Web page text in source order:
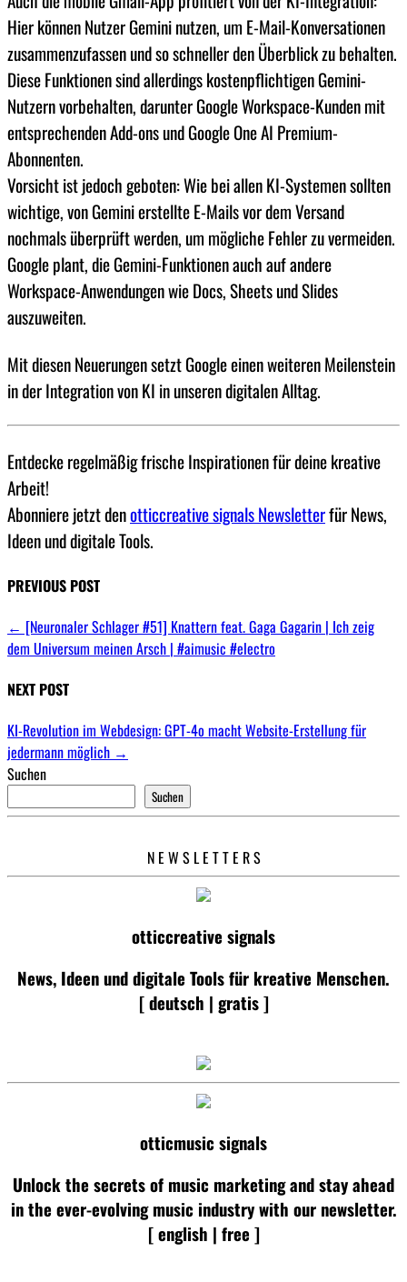
Hier können Nutzer Gemini nutzen, um E-Mail-Konversationen
zusammenzufassen und so schneller den Überblick zu behalten.
Diese Funktionen sind allerdings kostenpflichtigen Gemini-
Nutzern vorbehalten, darunter Google Workspace-Kunden mit
entsprechenden Add-ons und Google One AI Premium-
Abonnenten.
Vorsicht ist jedoch geboten: Wie bei allen KI-Systemen sollten
wichtige, von Gemini erstellte E-Mails vor dem Versand
nochmals überprüft werden, um mögliche Fehler zu vermeiden.
Google plant, die Gemini-Funktionen auch auf andere
Workspace-Anwendungen wie Docs, Sheets und Slides
auszuweiten.
Mit diesen Neuerungen setzt Google einen weiteren Meilenstein
in der Integration von KI in unseren digitalen Alltag.
Entdecke regelmäßig frische Inspirationen für deine kreative
Arbeit!
Abonniere jetzt denotticcreative signals Newsletterfür News,
Ideen und digitale Tools.
PREVIOUS POST
← [Neuronaler Schlager #51] Knattern feat. Gaga Gagarin | Ich zeig
dem Universum meinen Arsch | #aimusic #electro
NEXT POST
KI-Revolution im Webdesign: GPT-4o macht Website-Erstellung für
jedermann möglich →
Suchen
Suchen
N E W S L E T T E R S
otticcreative signals
News, Ideen und digitale Tools für kreative Menschen.
[ deutsch | gratis ]
otticmusic signals
Unlock the secrets of music marketing and stay ahead
in the ever-evolving music industry with our newsletter.
[ english | free ]